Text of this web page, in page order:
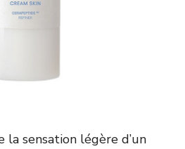
la sensation légère d’un